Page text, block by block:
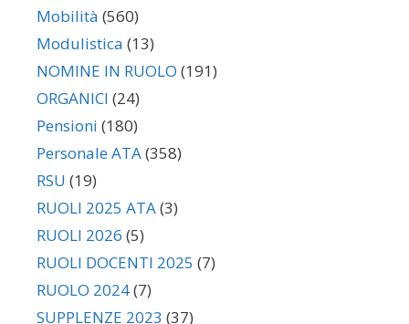
Mobilità (560)
Modulistica (13)
NOMINE IN RUOLO (191)
ORGANICI (24)
Pensioni (180)
Personale ATA(358)
RSU (19)
RUOLI 2025 ATA(3)
RUOLI 2026 (5)
RUOLI DOCENTI 2025 (7)
RUOLO 2024(7)
SUPPLENZE 2023 (37)